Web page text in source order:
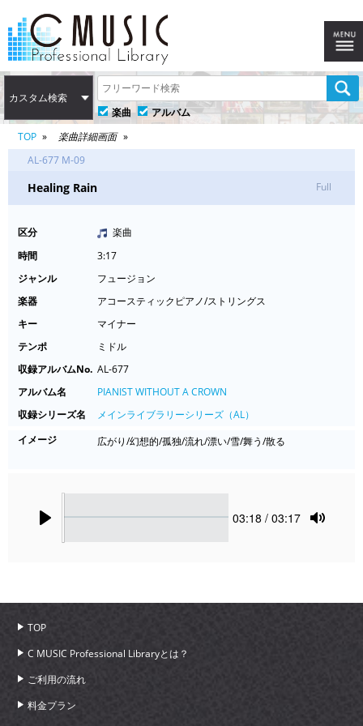
カスタム検索
楽曲
アルバム
TOP
楽曲詳細画面
AL-677 M-09
Healing Rain Full
区分
楽曲
時間
3:17
ジャンル
フュージョン
楽器
アコースティックピアノ/ストリングス
キー
マイナー
テンポ
ミドル
収録アルバムNo. AL-677
アルバム名
PIANIST WITHOUT A CROWN
収録シリーズ名
メインライブラリーシリーズ（AL）
イメージ
広がり/幻想的/孤独/流れ/漂い/雪/舞う/散る
Current
03:18 / 03:17
TOP
C MUSIC Professional Libraryとは？
ご利用の流れ
料金プラン